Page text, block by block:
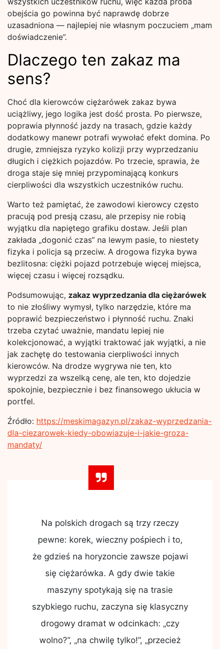
obejścia go powinna być naprawdę dobrze
uzasadniona — najlepiej nie własnym poczuciem „mam
doświadczenie”.
Dlaczego ten zakaz ma
sens?
Choć dla kierowców ciężarówek zakaz bywa
uciążliwy, jego logika jest dość prosta. Po pierwsze,
poprawia płynność jazdy na trasach, gdzie każdy
dodatkowy manewr potrafi wywołać efekt domina. Po
drugie, zmniejsza ryzyko kolizji przy wyprzedzaniu
długich i ciężkich pojazdów. Po trzecie, sprawia, że
droga staje się mniej przypominającą konkurs
cierpliwości dla wszystkich uczestników ruchu.
Warto też pamiętać, że zawodowi kierowcy często
pracują pod presją czasu, ale przepisy nie robią
wyjątku dla napiętego grafiku dostaw. Jeśli plan
zakłada „dogonić czas” na lewym pasie, to niestety
fizyka i policja są przeciw. A drogowa fizyka bywa
bezlitosna: ciężki pojazd potrzebuje więcej miejsca,
więcej czasu i więcej rozsądku.
Podsumowując, zakaz wyprzedzania dla ciężarówek
to nie złośliwy wymysł, tylko narzędzie, które ma
poprawić bezpieczeństwo i płynność ruchu. Znaki
trzeba czytać uważnie, mandatu lepiej nie
kolekcjonować, a wyjątki traktować jak wyjątki, a nie
jak zachętę do testowania cierpliwości innych
kierowców. Na drodze wygrywa nie ten, kto
wyprzedzi za wszelką cenę, ale ten, kto dojedzie
spokojnie, bezpiecznie i bez finansowego ukłucia w
portfel.
Źródło: https://meskimagazyn.pl/zakaz-wyprzedzania-
dla-ciezarowek-kiedy-obowiazuje-i-jakie-groza-
mandaty/
Na polskich drogach są trzy rzeczy
pewne: korek, wieczny pośpiech i to,
że gdzieś na horyzoncie zawsze pojawi
się ciężarówka. A gdy dwie takie
maszyny spotykają się na trasie
szybkiego ruchu, zaczyna się klasyczny
drogowy dramat w odcinkach: „czy
wolno?”, „na chwilę tylko!”, „przecież